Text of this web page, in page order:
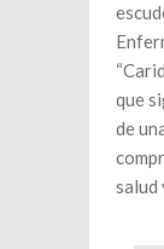
que
de
salud